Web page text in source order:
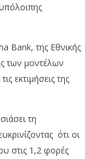
Bank, της Εθνικής
των μοντέλων
εκτιμήσεις της
τη
ότι οι
στις 1,2 φορές